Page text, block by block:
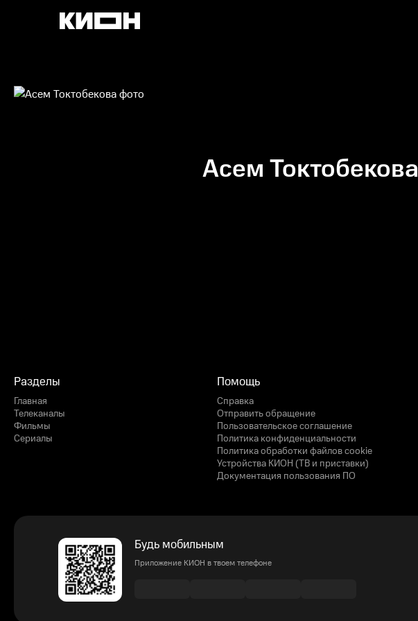
Асем Токтобекова
Разделы
Главная
Телеканалы
Фильмы
Сериалы
Помощь
Справка
Отправить обращение
Пользовательское соглашение
Политика конфиденциальности
Политика обработки файлов cookie
Устройства КИОН (ТВ и приставки)
Документация пользования ПО
Будь мобильным
Приложение КИОН в твоем телефоне